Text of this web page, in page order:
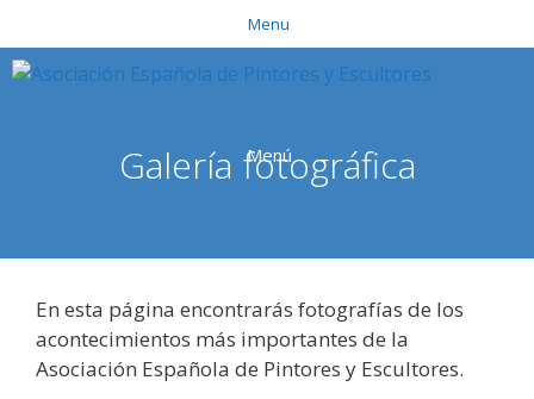
al
contenido
Menu
Menú
Galería fotográfica
En esta página encontrarás fotografías de los
acontecimientos más importantes de la
Asociación Española de Pintores y Escultores.